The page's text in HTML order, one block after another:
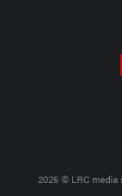
2025 © LRC media